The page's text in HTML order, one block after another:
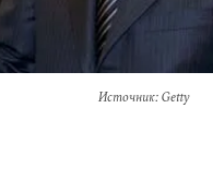
Источник: Getty